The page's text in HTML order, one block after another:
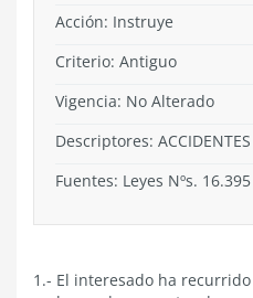
Acción: Instruye
Criterio: Antiguo
Vigencia: No Alterado
Descriptores:
Fuentes: Leyes Nºs.
1.- El interesado ha